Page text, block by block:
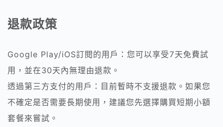
退款政策
Google Play/iOS訂閱的用戶：您可以享受7天免費試
用，並在30天內無理由退款。
透過第三方支付的用戶：目前暫時不支援退款。如果您
不確定是否需要長期使用，建議您先選擇購買短期小額
套餐來嘗試。